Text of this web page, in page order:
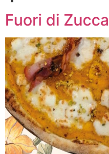
Fuori di Zucca